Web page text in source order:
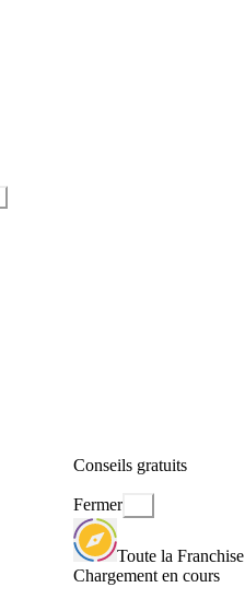
Conseils gratuits
Fermer
Toute la Franchise
Chargement en cours